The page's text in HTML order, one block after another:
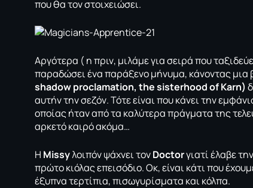
που θα τον στοιχειώσει.
Αργότερα ( η πριν, μιλάμε για σειρά που
παραδώσει ένα παράξενο μήνυμα, κάνοντας μια
shadow proclamation, the sisterhood of Karn)
αυτήν την σεζόν. Τότε είναι που κάνει την
οποίας ήταν από τα καλύτερα πράγματα της
αρκετό καιρό ακόμα…
Η Μissyλοιπόν ψάχνει τονDoctorγιατί έλαβε
πρώτο κιόλας επεισόδιο. Οκ, είναι κάτι που
έξυπνα τερτίπια, πισωγυρίσματα και κόλπα.